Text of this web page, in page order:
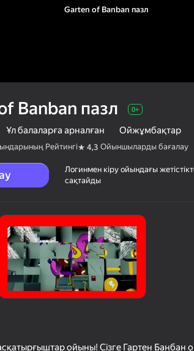
Garten of Banban пазл
пазл
AmurGames
Ұл балаларға арналған
Ойжұмбақтар
33 Яндекс Ойындарының Рейтингі
4,3 Ойыншыларды бағалау
Banban пазл 0+
Ұл балаларға арналған Ойжұмбақтар
Рейтингі 4,3 Ойыншыларды бағалау
Логинмен кіру ойындағы
сақтайды
ойыны! Сізге Гартен Банбан